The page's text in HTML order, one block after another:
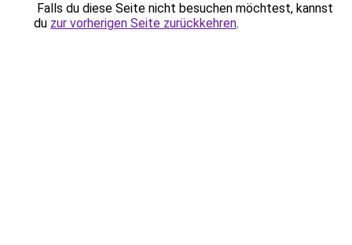
Falls du diese Seite nicht besuchen möchtest, kannst
du zur vorherigen Seite zurückkehren.